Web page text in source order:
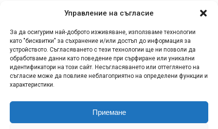
Управление на съгласие
За да осигурим най-доброто изживяване, използваме технологии
като "бисквитки" за съхранение и/или достъп до информация за
устройството. Съгласяването с тези технологии ще ни позволи да
обработваме данни като поведение при сърфиране или уникални
идентификатори на този сайт. Несъгласяването или оттеглянето на
съгласие може да повлияе неблагоприятно на определени функции и
характеристики.
Приемане
МЕТАЛИКОВО ПОКРИТИЕ КАТО СТАНДАРТ И
НАЧАЛО НА ПРОДАЖБИТЕ ПРЕЗ ЛЯТОТО
BAO 5 се предлага с избор от шест цвята с
металиково покритие – Shadow Black, Snowy White,
Pinnacle Grey, Wagner Glacier Blue, Dolomite Green,
завършек. Интериорът се предлага в Eclipse Blue,
Shoal Green или Tarim Desert Beige.